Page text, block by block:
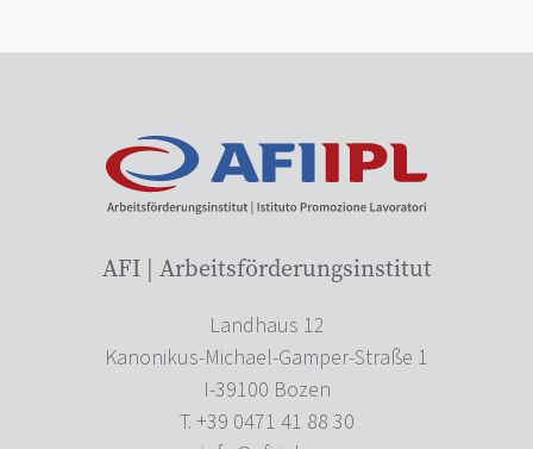
AFI | Arbeitsförderungsinstitut
Landhaus 12
Kanonikus-Michael-Gamper-Straße 1
I-39100 Bozen
T. +39 0471 41 88 30